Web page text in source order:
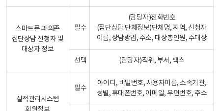
스마트폰 과의존
집단상담 신청자 및
대상자 정보
필수
(담당자)전화번호
(집단상담 단체정보)단체명, 지역, 신청자
이름, 상담방법, 주소, 대상총인원, 주대상
선택 (담당자)직위, 부서, 팩스
실적관리시스템
필수
아이디, 비밀번호, 사용자이름, 소속기관,
성별, 휴대폰번호, 이메일, 우편번호, 주소